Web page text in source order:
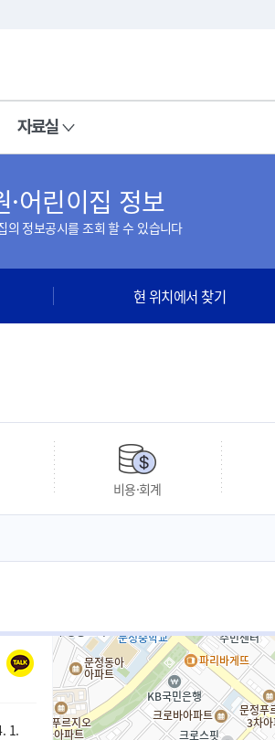
자료실
·어린이집 정보
의 정보공시를 조회 할 수 있습니다
현 위치에서 찾기
비용·회계
1.